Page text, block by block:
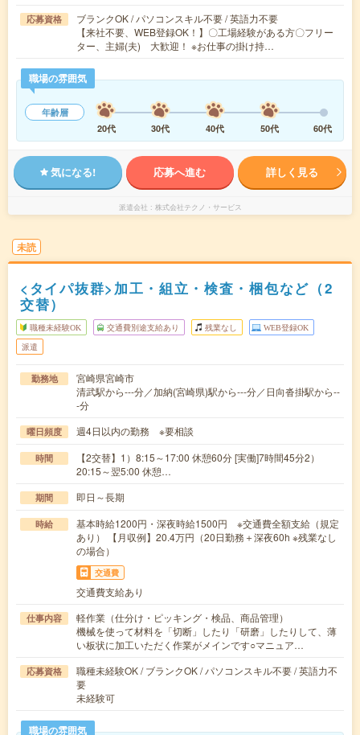
応募資格
ブランクOK / パソコンスキル不要 / 英語力不要
【来社不要、WEB登録OK！】〇工場経験がある方〇フリー
ター、主婦(夫) 大歓迎！ ※お仕事の掛け持…
職場の雰囲気
年齢層
20代
30代 40代 50代 60代
気になる! 応募へ進む 詳しく見る
派遣会社 株式会社テクノ・サービス
未読
<タイパ抜群>加工・組立・検査・梱包など（2
交替）
職種未経験OK 交通費別途支給あり 残業なし WEB登録OK
派遣
勤務地
宮崎県宮崎市
清武駅から---分／加納(宮崎県)駅から---分／日向沓掛駅から--
-分
曜日頻度 週4日以内の勤務 ※要相談
時間
【2交替】1）8:15～17:00 休憩60分 [実働]7時間45分2）
20:15～翌5:00 休憩…
期間 即日～長期
時給
基本時給1200円・深夜時給1500円 ※交通費全額支給（規定
あり） 【月収例】20.4万円（20日勤務＋深夜60h ※残業なし
の場合）
交通費
交通費支給あり
仕事内容
軽作業（仕分け・ピッキング・検品、商品管理）
機械を使って材料を「切断」したり「研磨」したりして、薄
い板状に加工いただく作業がメインです○マニュア…
応募資格
職種未経験OK / ブランクOK / パソコンスキル不要 / 英語力不
要
未経験可
職場の雰囲気